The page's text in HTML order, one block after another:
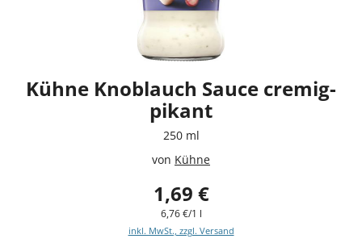
Kühne Knoblauch Sauce cremig-
pikant
250 ml
von Kühne
1,69 €
6,76 €/1 l
inkl. MwSt., zzgl. Versand